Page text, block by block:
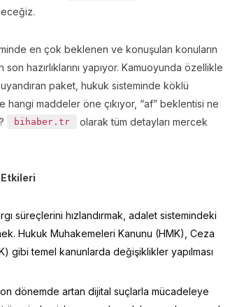
en çok beklenen ve konuşulan konuların
hazırlıklarını yapıyor. Kamuoyunda özellikle
paket, hukuk sisteminde köklü
hangi maddeler öne çıkıyor, “af” beklentisi ne
bihaber.tr
olarak tüm detayları mercek
süreçlerini hızlandırmak, adalet sistemindeki
Hukuk Muhakemeleri Kanunu (HMK), Ceza
gibi temel kanunlarda değişiklikler yapılması
dönemde artan dijital suçlarla mücadeleye